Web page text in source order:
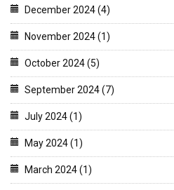
December 2024 (4)
November 2024 (1)
October 2024 (5)
September 2024 (7)
July 2024 (1)
May 2024 (1)
March 2024 (1)